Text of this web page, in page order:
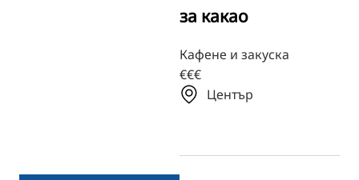
за какао
Кафене и закуска
€€€
Център